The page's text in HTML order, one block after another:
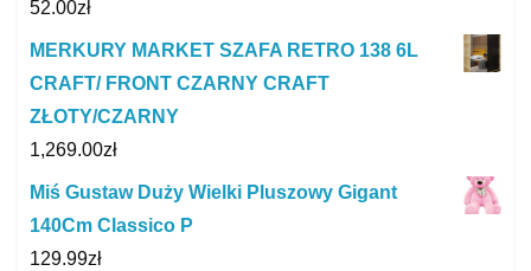
52.00zł
MERKURY MARKET SZAFA RETRO 138 6L
CRAFT/ FRONT CZARNY CRAFT
ZŁOTY/CZARNY
1,269.00zł
Miś Gustaw Duży Wielki Pluszowy Gigant
140Cm Classico P
129.99zł